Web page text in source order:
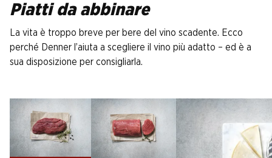
Piatti da abbinare
La vita è troppo breve per bere del vino scadente. Ecco
perché Denner l’aiuta a scegliere il vino più adatto – ed è a
sua disposizione per consigliarla.